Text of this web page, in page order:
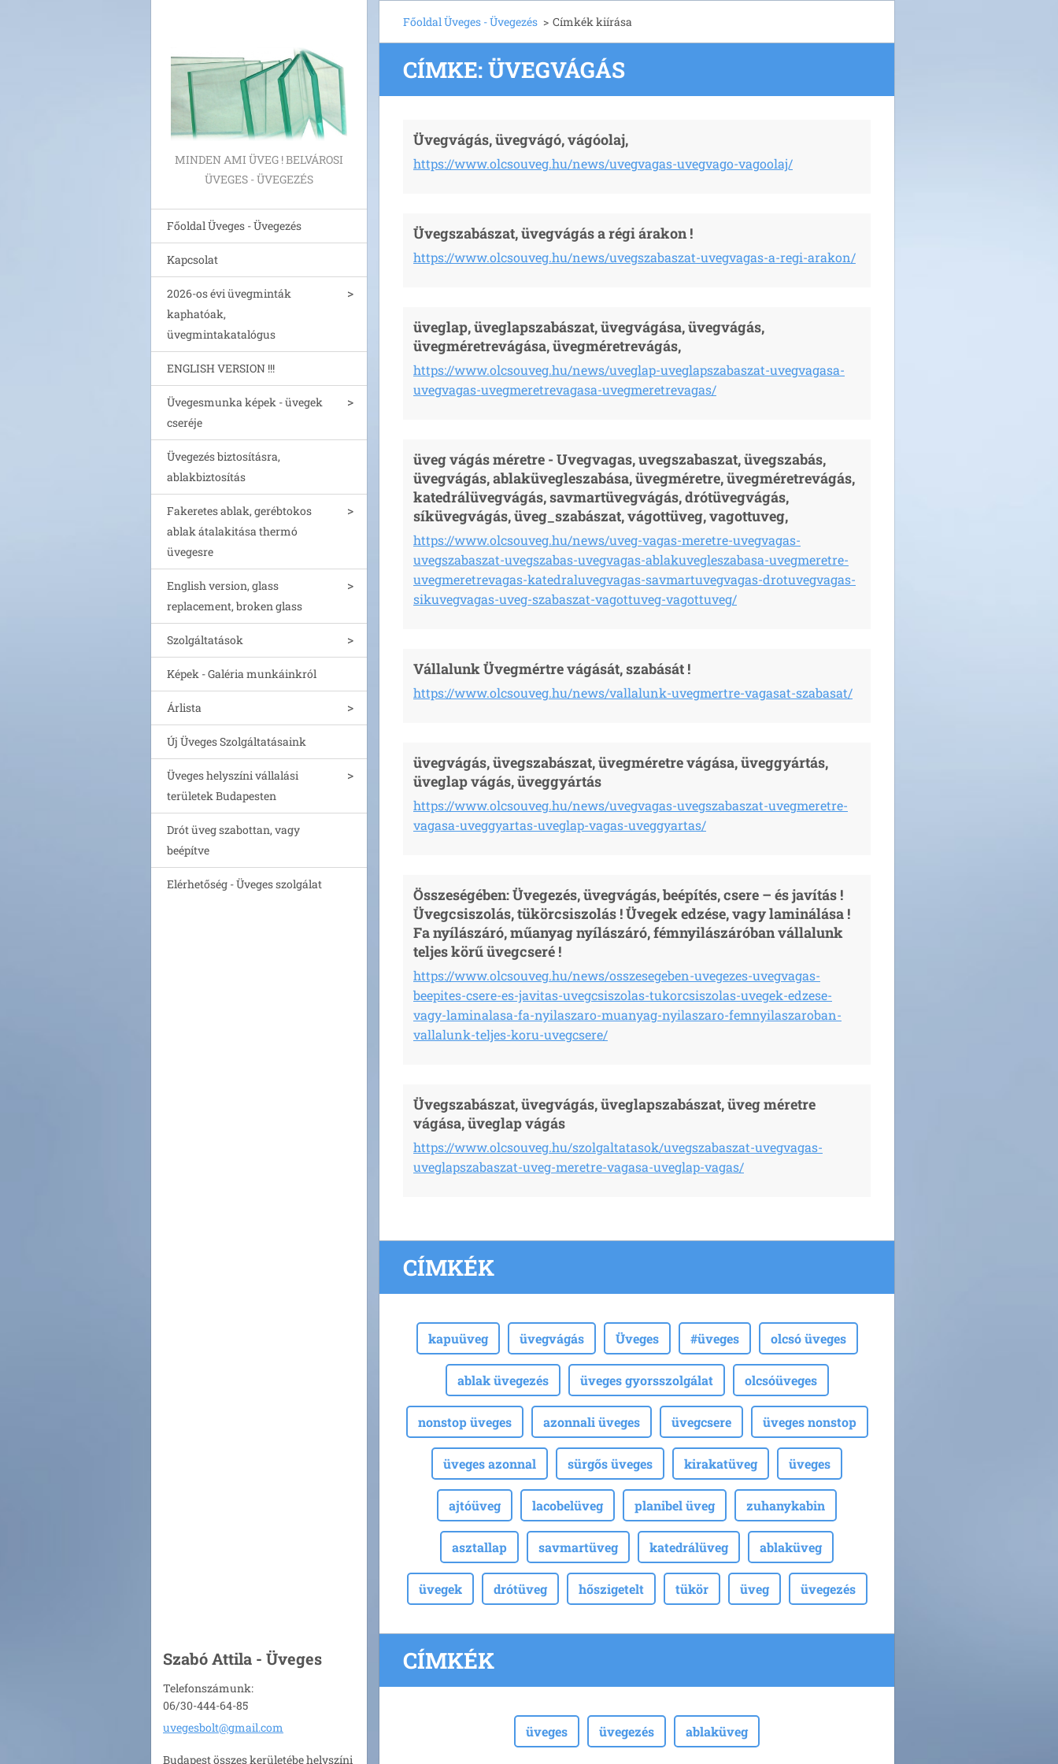
MINDEN AMI ÜVEG ! BELVÁROSI
ÜVEGES - ÜVEGEZÉS
Főoldal Üveges - Üvegezés
Kapcsolat
2026-os évi üvegminták
kaphatóak,
üvegmintakatalógus
ENGLISH VERSION !!!
Üvegesmunka képek - üvegek
cseréje
Üvegezés biztosításra,
ablakbiztosítás
Fakeretes ablak, gerébtokos
ablak átalakitása thermó
üvegesre
English version, glass
replacement, broken glass
Szolgáltatások
Képek - Galéria munkáinkról
Árlista
Új Üveges Szolgáltatásaink
Üveges helyszíni vállalási
területek Budapesten
Drót üveg szabottan, vagy
beépítve
Elérhetőség - Üveges szolgálat
Szabó Attila - Üveges
Telefonszámunk:
06/30-444-64-85
uvegesbolt@gmail.com
Budapest összes kerületébe helyszíni
Főoldal Üveges - Üvegezés > Címkék kiírása
CÍMKE: ÜVEGVÁGÁS
Üvegvágás, üvegvágó, vágóolaj,
https://www.olcsouveg.hu/news/uvegvagas-uvegvago-vagoolaj/
Üvegszabászat, üvegvágás a régi árakon !
https://www.olcsouveg.hu/news/uvegszabaszat-uvegvagas-a-regi-arakon/
üveglap, üveglapszabászat, üvegvágása, üvegvágás,
üvegméretrevágása, üvegméretrevágás,
https://www.olcsouveg.hu/news/uveglap-uveglapszabaszat-uvegvagasa-
uvegvagas-uvegmeretrevagasa-uvegmeretrevagas/
üveg vágás méretre - Uvegvagas, uvegszabaszat, üvegszabás,
üvegvágás, ablaküvegleszabása, üvegméretre, üvegméretrevágás,
katedrálüvegvágás, savmartüvegvágás, drótüvegvágás,
síküvegvágás, üveg_szabászat, vágottüveg, vagottuveg,
https://www.olcsouveg.hu/news/uveg-vagas-meretre-uvegvagas-
uvegszabaszat-uvegszabas-uvegvagas-ablakuvegleszabasa-uvegmeretre-
uvegmeretrevagas-katedraluvegvagas-savmartuvegvagas-drotuvegvagas-
sikuvegvagas-uveg-szabaszat-vagottuveg-vagottuveg/
Vállalunk Üvegmértre vágását, szabását !
https://www.olcsouveg.hu/news/vallalunk-uvegmertre-vagasat-szabasat/
üvegvágás, üvegszabászat, üvegméretre vágása, üveggyártás,
üveglap vágás, üveggyártás
https://www.olcsouveg.hu/news/uvegvagas-uvegszabaszat-uvegmeretre-
vagasa-uveggyartas-uveglap-vagas-uveggyartas/
Összeségében: Üvegezés, üvegvágás, beépítés, csere – és javítás !
Üvegcsiszolás, tükörcsiszolás ! Üvegek edzése, vagy laminálása !
Fa nyílászáró, műanyag nyílászáró, fémnyilászáróban vállalunk
teljes körű üvegcseré !
https://www.olcsouveg.hu/news/osszesegeben-uvegezes-uvegvagas-
beepites-csere-es-javitas-uvegcsiszolas-tukorcsiszolas-uvegek-edzese-
vagy-laminalasa-fa-nyilaszaro-muanyag-nyilaszaro-femnyilaszaroban-
vallalunk-teljes-koru-uvegcsere/
Üvegszabászat, üvegvágás, üveglapszabászat, üveg méretre
vágása, üveglap vágás
https://www.olcsouveg.hu/szolgaltatasok/uvegszabaszat-uvegvagas-
uveglapszabaszat-uveg-meretre-vagasa-uveglap-vagas/
CÍMKÉK
kapuüveg üvegvágás Üveges #üveges olcsó üveges
ablak üvegezés üveges gyorsszolgálat olcsóüveges
nonstop üveges azonnali üveges üvegcsere üveges nonstop
üveges azonnal sürgős üveges kirakatüveg üveges
ajtóüveg lacobelüveg planibel üveg zuhanykabin
asztallap savmartüveg katedrálüveg ablaküveg
üvegek drótüveg hőszigetelt tükör üveg üvegezés
CÍMKÉK
üveges üvegezés ablaküveg